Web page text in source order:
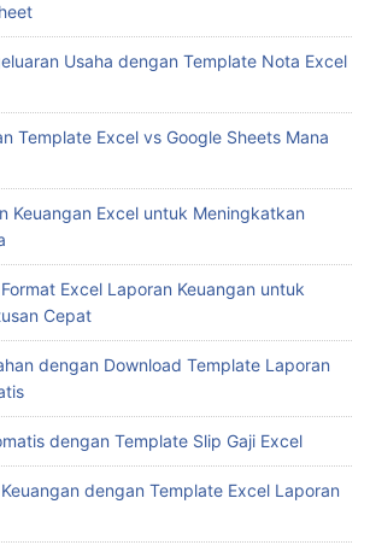
Usaha dengan Template Nota Excel
Template Excel vs Google Sheets Mana
Keuangan Excel untuk Meningkatkan
Excel Laporan Keuangan untuk
Cepat
dengan Download Template Laporan
dengan Template Slip Gaji Excel
dengan Template Excel Laporan